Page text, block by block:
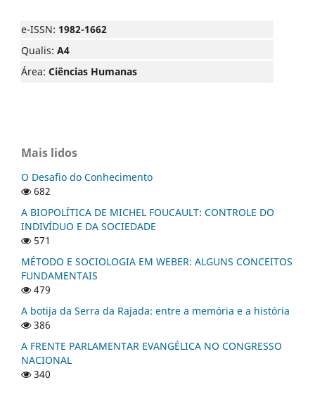
e-ISSN: 1982-1662
Qualis: A4
Área: Ciências Humanas
Mais lidos
O Desafio do Conhecimento
682
A BIOPOLÍTICA DE MICHEL FOUCAULT: CONTROLE DO
INDIVÍDUO E DA SOCIEDADE
571
MÉTODO E SOCIOLOGIA EM WEBER: ALGUNS CONCEITOS
FUNDAMENTAIS
479
A botija da Serra da Rajada: entre a memória e a história
386
A FRENTE PARLAMENTAR EVANGÉLICA NO CONGRESSO
NACIONAL
340